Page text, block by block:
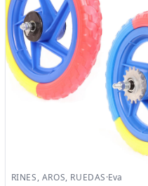
RINES, AROS, RUEDAS·Eva